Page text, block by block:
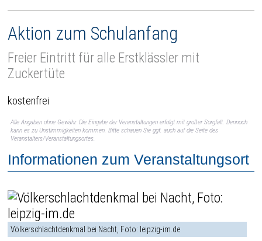
Aktion zum Schulanfang
Freier Eintritt für alle Erstklässler mit
Zuckertüte
kostenfrei
Alle Angaben ohne Gewähr. Die Eingabe der Veranstaltungen erfolgt mit großer Sorgfalt. Dennoch
kann es zu Unstimmigkeiten kommen. Bitte schauen Sie ggf. auch auf die Seite des
Veranstalters/Veranstaltungsortes.
Informationen zum Veranstaltungsort
Völkerschlachtdenkmal bei Nacht, Foto: leipzig-im.de